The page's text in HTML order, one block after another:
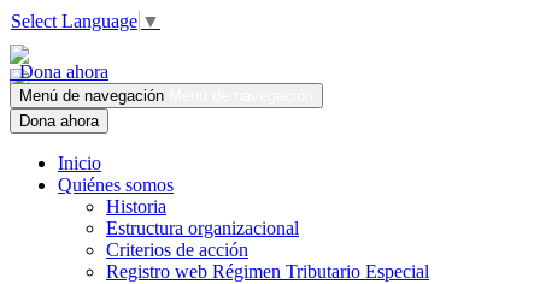
Select Language ▼
Dona ahora
Menú de navegación
Dona ahora
Inicio
Quiénes somos
Historia
Estructura organizacional
Criterios de acción
Registro web Régimen Tributario Especial